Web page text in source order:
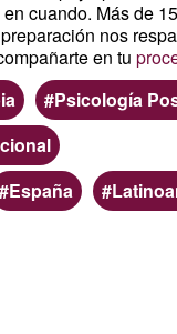
cuando. Más de
nos
en tu
Psicología
España